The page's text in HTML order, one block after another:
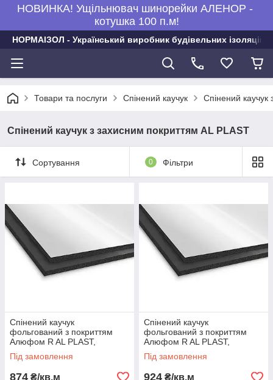
НОВИНКА! Ущільнювач шинорейки АЛЕНОР -
котушка 100 п.м!
НОРМАІЗОЛ - Український виробник будівельних
Товари та послуги Спінений каучук Спінений каучук
Спінений каучук з захисним покриттям AL PLAST
Сортування 0 Фільтри
Спінений каучук
фольгований з покриттям
Алюфом R AL PLAST,
товщина 6 мм
Під замовлення
874 ₴/кв.м
Спінений каучук
фольгований з покриттям
Алюфом R AL PLAST,
товщина 8 мм
Під замовлення
924 ₴/кв.м